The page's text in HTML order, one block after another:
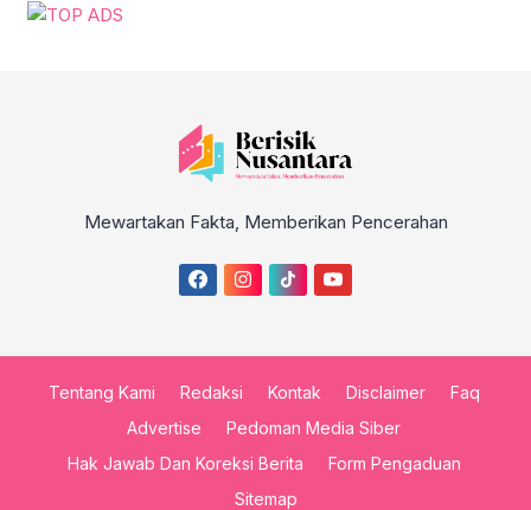
Mewartakan Fakta, Memberikan Pencerahan
Tentang Kami Redaksi Kontak Disclaimer
Faq
Advertise
Pedoman Media Siber
Hak Jawab Dan Koreksi Berita
Form Pengaduan
Sitemap